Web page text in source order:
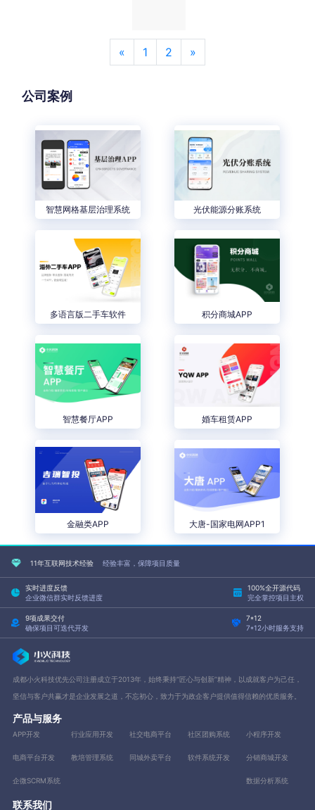
« 1 2 »
公司案例
智慧网格基层治理系统 光伏能源分账系统
多语言版二手车软件 积分商城APP
智慧餐厅APP 婚车租赁APP
金融类APP 大唐-国家电网APP1
11年互联网技术经验 经验丰富，保障项目质量
实时进度反馈
企业微信群实时反馈进度
100%全开源代码
完全掌控项目主权
9项成果交付
确保项目可迭代开发
7*12
7*12小时服务支持
成都小火科技优先公司注册成立于2013年，始终秉持“匠心与创新”精神，以成就客户为己任，
坚信与客户共赢才是企业发展之道，不忘初心，致力于为政企客户提供值得信赖的优质服务。
产品与服务
APP开发 行业应用开发 社交电商平台 社区团购系统 小程序开发
电商平台开发 教培管理系统 同城外卖平台 软件系统开发 分销商城开发
企微SCRM系统 数据分析系统
联系我们